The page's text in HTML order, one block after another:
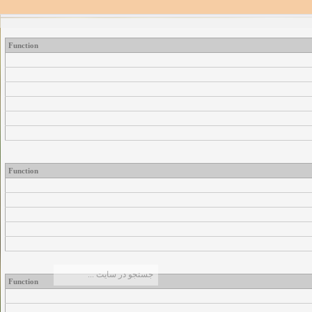
Function
Function
Function